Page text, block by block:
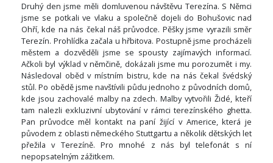
Druhý den jsme měli domluvenou návštěvu Terezína. S Němci
jsme se potkali ve vlaku a společně dojeli do Bohušovic nad
Ohří, kde na nás čekal náš průvodce. Pěšky jsme vyrazili směr
Terezín. Prohlídka začala u hřbitova. Postupně jsme procházeli
městem a dozvěděli jsme se spousty zajímavých informací.
Ačkoli byl výklad v němčině, dokázali jsme mu porozumět i my.
Následoval oběd v místním bistru, kde na nás čekal švédský
stůl. Po obědě jsme navštívili půdu jednoho z původních domů,
kde jsou zachovalé malby na zdech. Malby vytvořili Židé, kteří
tam nalezli exkluzivní ubytování v rámci terezínského ghetta.
Pan průvodce měl kontakt na paní žijící v Americe, která je
původem z oblasti německého Stuttgartu a několik dětských let
přežila v Terezíně. Pro mnohé z nás byl telefonát s ní
nepopsatelným zážitkem.